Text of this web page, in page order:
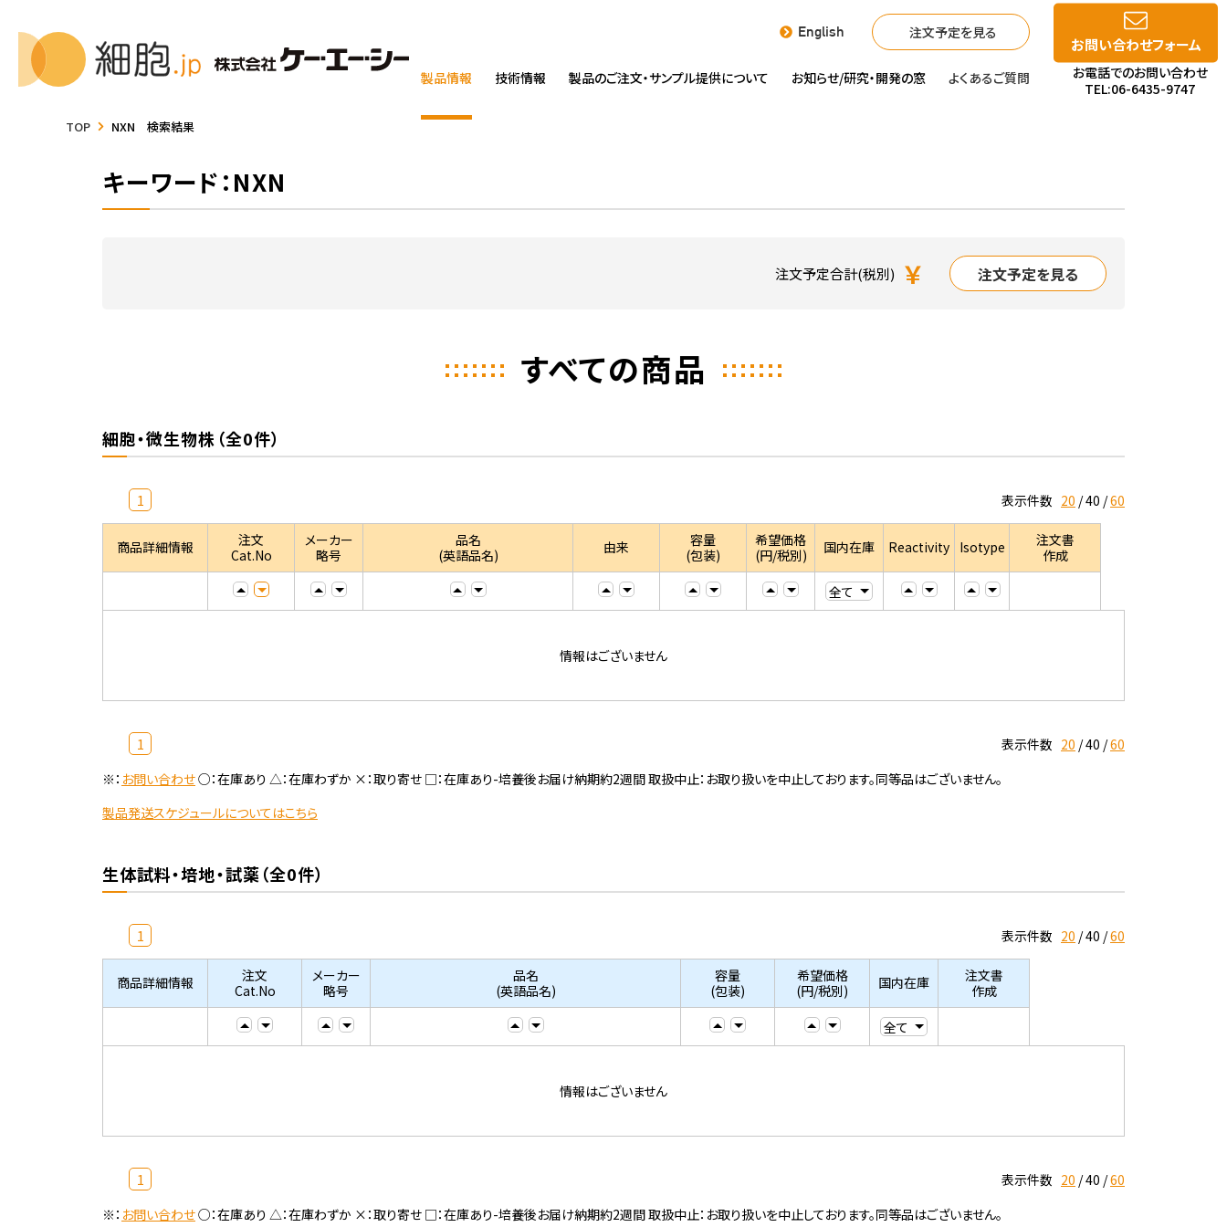
English 注文予定を見る
製品情報 技術情報 製品のご注文・サンプル提供について お知らせ/研究・開発の窓 よくあるご質問
お問い合わせフォーム
お電話でのお問い合わせ
TEL:06-6435-9747
TOP NXN 検索結果
キーワード：NXN
注文予定合計(税別) ￥ 注文予定を見る
すべての商品
細胞・微生物株（全0件）
1 表示件数 20 40 60
商品詳細情報
注文
Cat.No
メーカー
略号
品名
(英語品名)
由来
容量
(包装)
希望価格
(円/税別)
国内在庫 Reactivity Isotype
注文書
作成
情報はございません
1 表示件数 20 40 60
※： お問い合わせ○：在庫あり △：在庫わずか ×：取り寄せ □：在庫あり-培養後お届け納期約2週間 取扱中止：お取り扱いを中止しております。同等品はございません。
製品発送スケジュールについてはこちら
生体試料・培地・試薬（全0件）
1 表示件数 20 40 60
商品詳細情報
注文
Cat.No
メーカー
略号
品名
(英語品名)
容量
(包装)
希望価格
(円/税別)
国内在庫
注文書
作成
情報はございません
1 表示件数 20 40 60
※： お問い合わせ○：在庫あり △：在庫わずか ×：取り寄せ □：在庫あり-培養後お届け納期約2週間 取扱中止：お取り扱いを中止しております。同等品はございません。